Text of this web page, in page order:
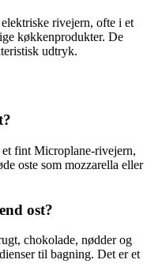
rivejern, ofte i et
køkkenprodukter. De
udtryk.
et fint Microplane-rivejern,
oste som mozzarella eller
ost?
chokolade, nødder og
til bagning. Det er et